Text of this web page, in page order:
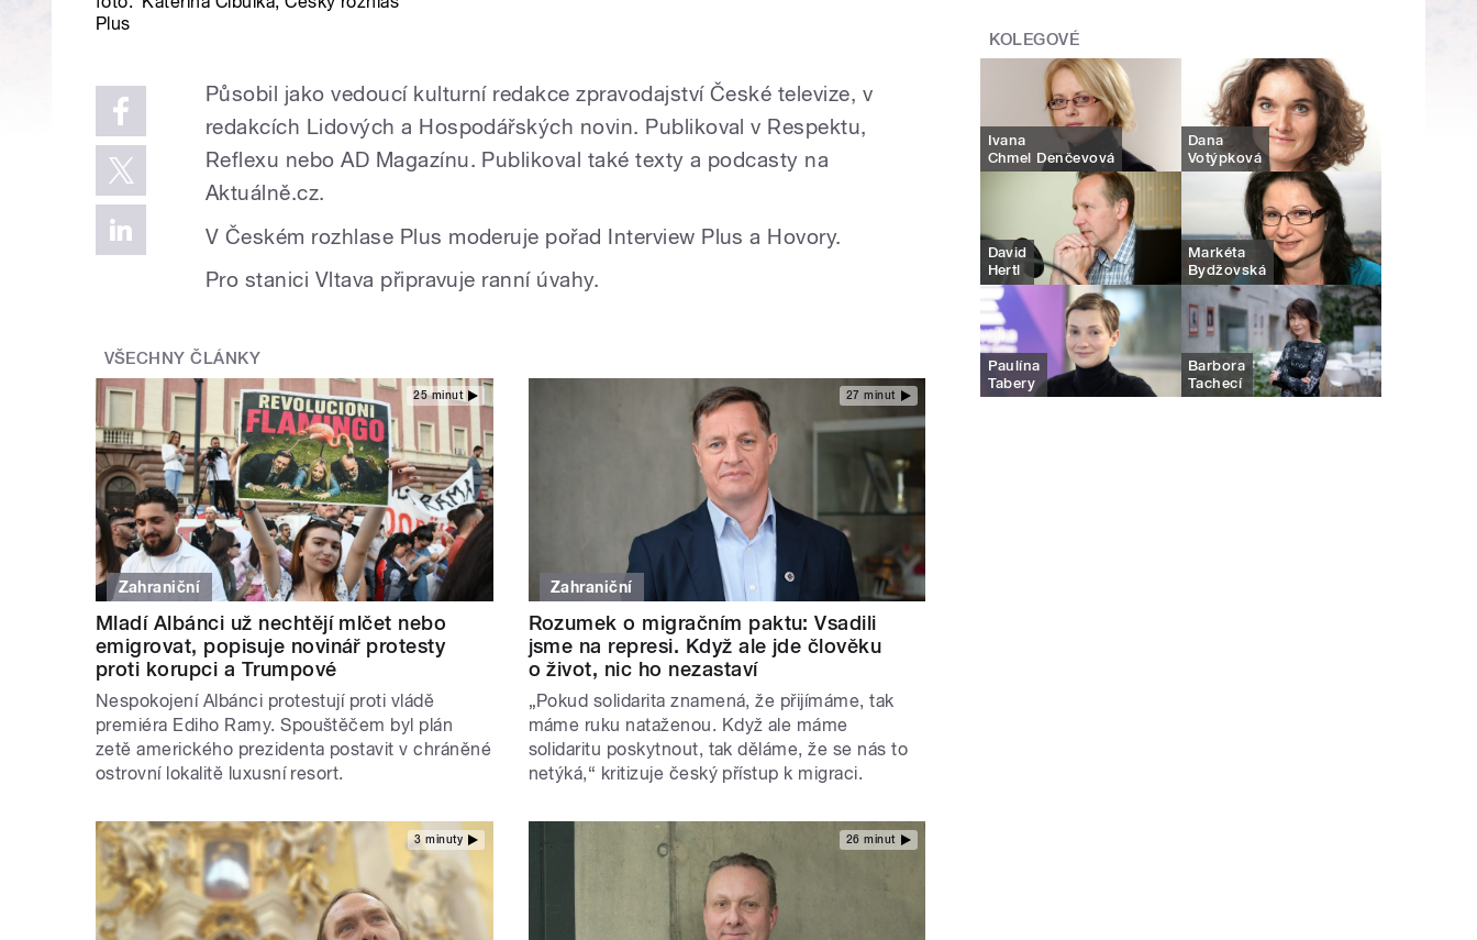
Plus
Působil jako vedoucí kulturní redakce zpravodajství České televize, v
redakcích Lidových a Hospodářských novin. Publikoval v Respektu,
Reflexu nebo AD Magazínu. Publikoval také texty a podcasty na
Aktuálně.cz.
V Českém rozhlase Plus moderuje pořad Interview Plus a Hovory.
Pro stanici Vltava připravuje ranní úvahy.
VŠECHNY ČLÁNKY
25 minut
Zahraniční
Mladí Albánci už nechtějí mlčet nebo
emigrovat, popisuje novinář protesty
proti korupci a Trumpové
Nespokojení Albánci protestují proti vládě
premiéra Ediho Ramy. Spouštěčem byl plán
zetě amerického prezidenta postavit v chráněné
ostrovní lokalitě luxusní resort.
27 minut
Zahraniční
Rozumek o migračním paktu: Vsadili
jsme na represi. Když ale jde člověku
o život, nic ho nezastaví
„Pokud solidarita znamená, že přijímáme, tak
máme ruku nataženou. Když ale máme
solidaritu poskytnout, tak děláme, že se nás to
netýká,“ kritizuje český přístup k migraci.
3 minuty 26 minut
KOLEGOVÉ
Ivana
Chmel Denčevová
Dana
Votýpková
David
Hertl
Markéta
Bydžovská
Paulína
Tabery
Barbora
Tachecí